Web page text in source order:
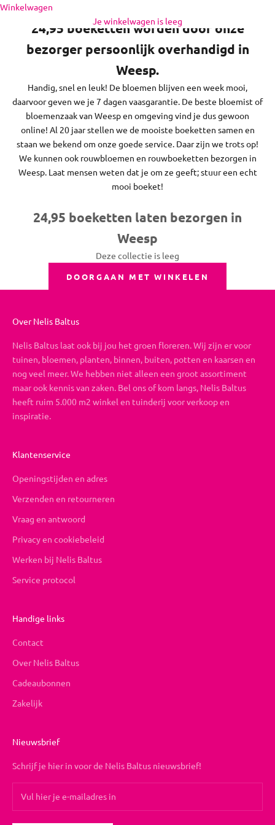
Naar inhoud
Winkelwagen
Je winkelwagen is leeg
24,95 boeketten worden door onze
bezorger persoonlijk overhandigd in
Weesp.
Handig, snel en leuk! De bloemen blijven een week mooi,
daarvoor geven we je 7 dagen vaasgarantie. De beste bloemist of
bloemenzaak van Weesp en omgeving vind je dus gewoon
online! Al 20 jaar stellen we de mooiste boeketten samen en
staan we bekend om onze goede service. Daar zijn we trots op!
We kunnen ook rouwbloemen en rouwboeketten bezorgen in
Weesp. Laat mensen weten dat je om ze geeft; stuur een echt
mooi boeket!
24,95 boeketten laten bezorgen in
Weesp
Deze collectie is leeg
DOORGAAN MET WINKELEN
Over Nelis Baltus
Nelis Baltus laat ook bij jou het groen floreren. Wij zijn er voor
tuinen, bloemen, planten, binnen, buiten, potten en kaarsen en
nog veel meer. We hebben niet alleen een groot assortiment
maar ook kennis van zaken. Bel ons of kom langs, Nelis Baltus
heeft ruim 5.000 m2 winkel en tuinderij voor verkoop en
inspiratie.
Klantenservice
Openingstijden en adres
Verzenden en retourneren
Vraag en antwoord
Privacy en cookiebeleid
Werken bij Nelis Baltus
Service protocol
Handige links
Contact
Over Nelis Baltus
Cadeaubonnen
Zakelijk
Nieuwsbrief
Schrijf je hier in voor de Nelis Baltus nieuwsbrief!